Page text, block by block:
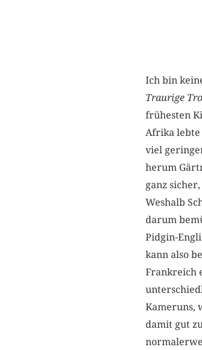
Ich bin
Traurige
frühesten
Afri­ka lebte
viel
herum
ganz
Weshalb
darum
Pidgin-
kann also
Frankreich
Kameruns,
damit gut